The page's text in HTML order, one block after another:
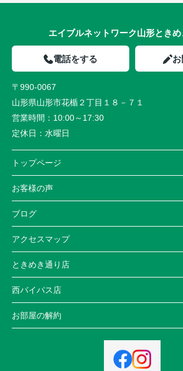
エイブルネットワーク山形とき
電話をする お
〒990-0067
山形県山形市花楯２丁目１８－７１
営業時間： 10:00～17:30
定休日： 水曜日
トップページ
お客様の声
ブログ
アクセスマップ
ときめき通り店
西バイパス店
お部屋の解約